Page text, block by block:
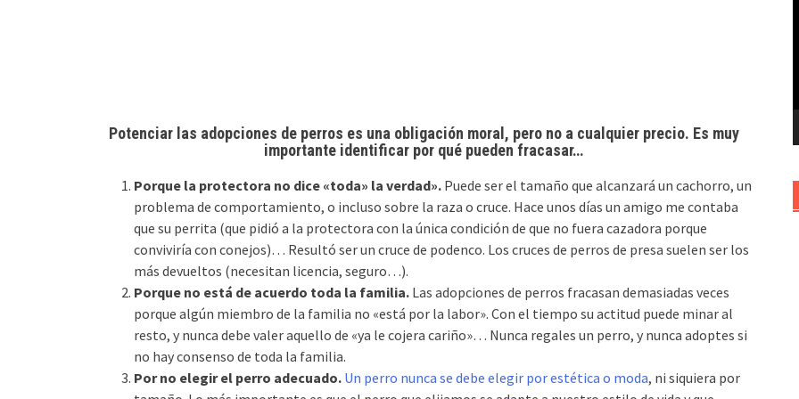
Potenciar las adopciones de perros es una obligación moral, pero no a cualquier precio. Es muy
importante identificar por qué pueden fracasar…
Porque la protectora no dice «toda» la verdad». Puede ser el tamaño que alcanzará un cachorro, un
problema de comportamiento, o incluso sobre la raza o cruce. Hace unos días un amigo me contaba
que su perrita (que pidió a la protectora con la única condición de que no fuera cazadora porque
conviviría con conejos)… Resultó ser un cruce de podenco. Los cruces de perros de presa suelen ser los
más devueltos (necesitan licencia, seguro…).
Porque no está de acuerdo toda la familia. Las adopciones de perros fracasan demasiadas veces
porque algún miembro de la familia no «está por la labor». Con el tiempo su actitud puede minar al
resto, y nunca debe valer aquello de «ya le cojera cariño»… Nunca regales un perro, y nunca adoptes si
no hay consenso de toda la familia.
Por no elegir el perro adecuado. Un perro nunca se debe elegir por estética o moda, ni siquiera por